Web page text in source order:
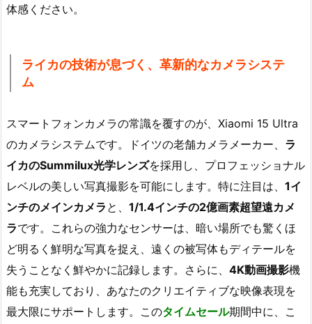
体感ください。
ライカの技術が息づく、革新的なカメラシステ
ム
スマートフォンカメラの常識を覆すのが、Xiaomi 15 Ultra
のカメラシステムです。ドイツの老舗カメラメーカー、 ラ
イカのSummilux光学レンズを採用し、プロフェッショナル
レベルの美しい写真撮影を可能にします。特に注目は、 1イ
ンチのメインカメラ と、 1/1.4インチの2億画素超望遠カメ
ラです。これらの強力なセンサーは、暗い場所でも驚くほ
ど明るく鮮明な写真を捉え、遠くの被写体もディテールを
失うことなく鮮やかに記録します。さらに、 4K動画撮影機
能も充実しており、あなたのクリエイティブな映像表現を
最大限にサポートします。このタイムセール期間中に、こ